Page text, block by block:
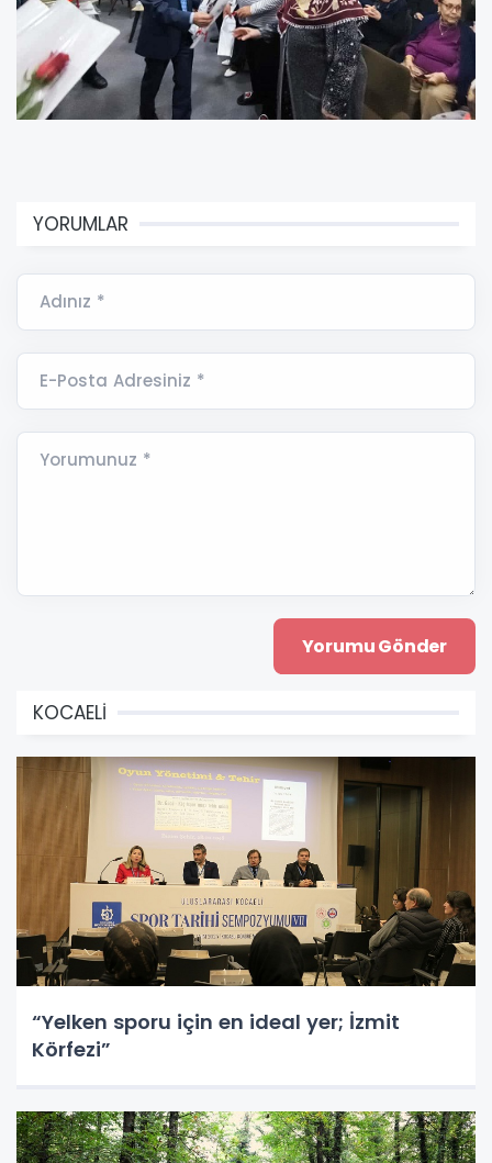
YORUMLAR
Adınız *
E-Posta Adresiniz *
Yorumunuz *
KOCAELİ
“Yelken sporu için en ideal yer; İzmit
Körfezi”